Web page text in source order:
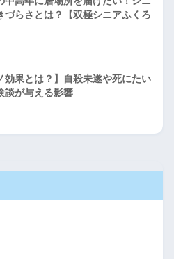
づらさとは？【双極シニアふくろ
効果とは？】自殺未遂や死にたい
談が与える影響